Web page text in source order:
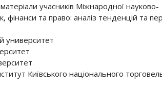
учасників Міжнародної науково-
фінанси та право: аналіз тенденцій та
университет
Київського національного